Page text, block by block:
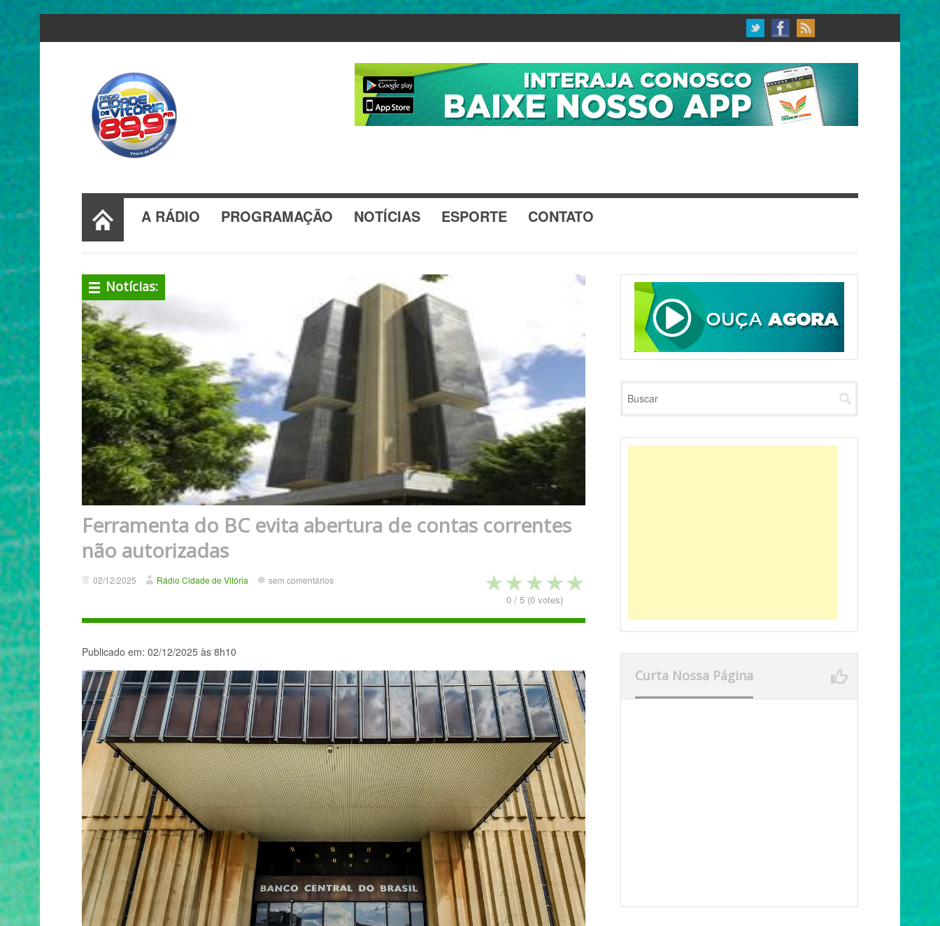
A RÁDIO PROGRAMAÇÃO NOTÍCIAS ESPORTE CONTATO
Notícias:
Ferramenta do BC evita abertura de contas correntes
não autorizadas
02/12/2025 Rádio Cidade de Vitória sem comentários ★★★★★
0 / 5 (0 votes)
Publicado em: 02/12/2025 às 8h10
Curta Nossa Página